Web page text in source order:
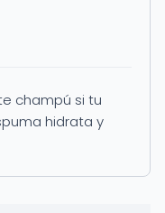
champú si tu
hidrata y